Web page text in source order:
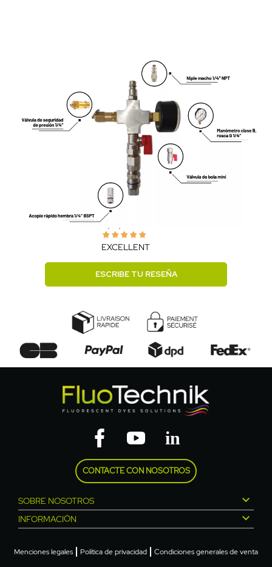
FILTRAR POR VALORACIÓN
VILVERT PATRICK
21/10/25 14:46
EXCELLENT
ESCRIBE TU RESEÑA
CONTACTE CON NOSOTROS
SOBRE NOSOTROS 
INFORMACIÓN 
Menciones legales Política de privacidad Condiciones generales de venta